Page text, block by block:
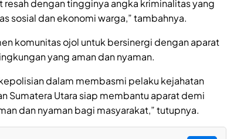
resah dengan tingginya angka kriminalitas yang
sosial dan ekonomi warga,” tambahnya.
komunitas ojol untuk bersinergi dengan aparat
yang aman dan nyaman.
dalam membasmi pelaku kejahatan
Sumatera Utara siap membantu aparat demi
dan nyaman bagi masyarakat,” tutupnya.